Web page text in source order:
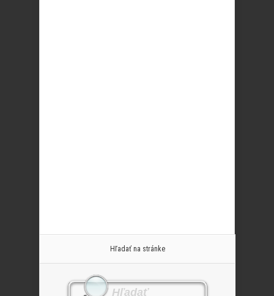
Hľadať na stránke